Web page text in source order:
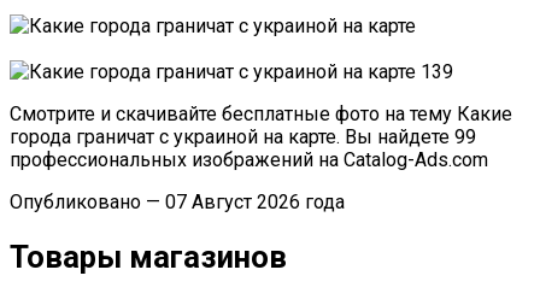
Смотрите и скачивайте бесплатные фото на тему Какие
города граничат с украиной на карте. Вы найдете 99
профессиональных изображений на Catalog-Ads.com
Опубликовано — 07 Август 2026 года
Товары магазинов